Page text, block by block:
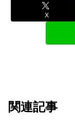
X
関連記事